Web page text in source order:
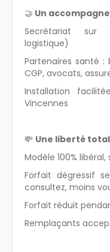
🤝 Un
Secrétariat sur
logistique)
Partenaires santé :
CGP, avocats,
Installation
Vincennes
💸 Une liberté
Modèle 100%
Forfait dégressif
consultez, moins
Forfait réduit
Remplaçants